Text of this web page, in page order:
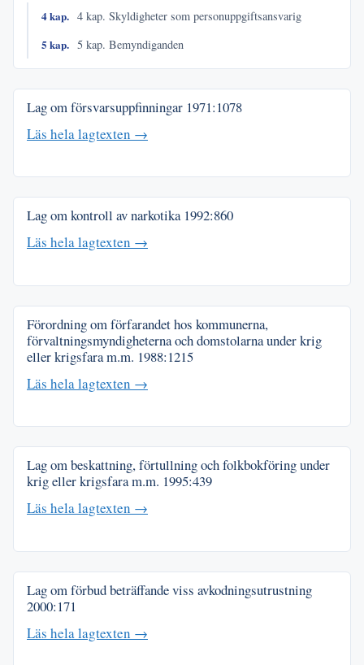
4 kap. 4 kap. Skyldigheter som personuppgiftsansvarig
5 kap. 5 kap. Bemyndiganden
Lag om försvarsuppfinningar 1971:1078
Läs hela lagtexten →
Lag om kontroll av narkotika 1992:860
Läs hela lagtexten →
Förordning om förfarandet hos kommunerna,
förvaltningsmyndigheterna och domstolarna under krig
eller krigsfara m.m. 1988:1215
Läs hela lagtexten →
Lag om beskattning, förtullning och folkbokföring under
krig eller krigsfara m.m. 1995:439
Läs hela lagtexten →
Lag om förbud beträffande viss avkodningsutrustning
2000:171
Läs hela lagtexten →